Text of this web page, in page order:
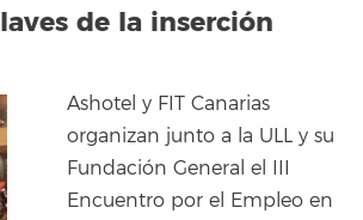
de la inserción
Ashotel y FIT Canarias
organizan junto a la ULL y su
Fundación General el III
Encuentro por el Empleo en